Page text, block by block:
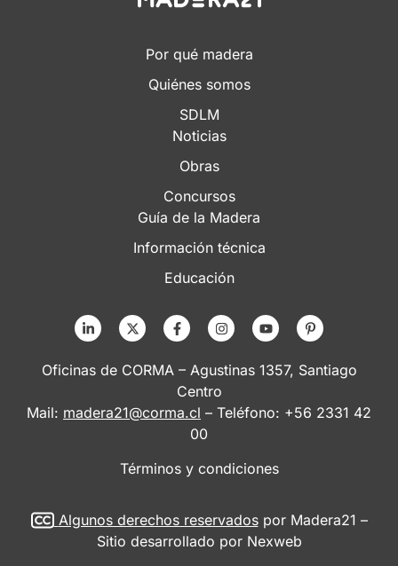
Por qué madera
Quiénes somos
SDLM
Noticias
Obras
Concursos
Guía de la Madera
Información técnica
Educación
Oficinas de CORMA – Agustinas 1357, Santiago
Centro
Mail: madera21@corma.cl – Teléfono: +56 2331 42
00
Términos y condiciones
Algunos derechos reservadospor Madera21 –
Sitio desarrollado por Nexweb